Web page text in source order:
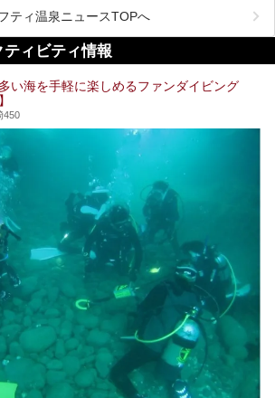
サウナは一口にサウナと言っても、ドライサウナ、ス
サウナ、塩サウナなどが存在し、施設によって様々な
そんな今話題のサウナが楽しめる、島根県内にあるオ
泉・銭湯・スパを10件まとめてご紹介します。
ティ温泉ニュースTOPへ
ィビティ情報
い海を手軽に楽しめるファンダイビング
450